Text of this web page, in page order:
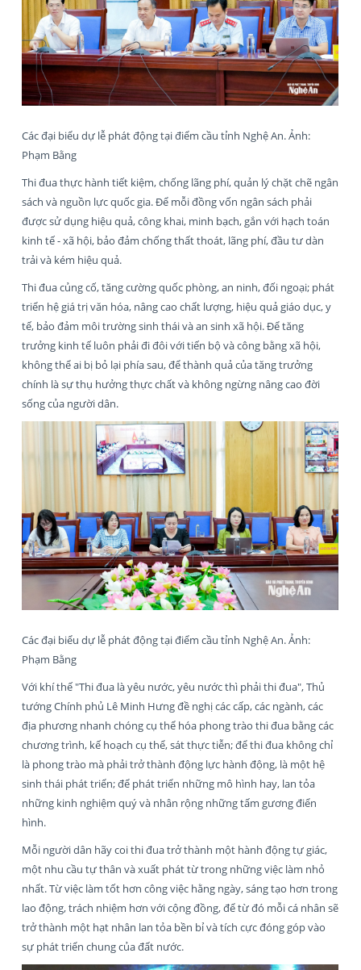
Các đại biểu dự lễ phát động tại điểm cầu tỉnh Nghệ An. Ảnh:
Phạm Bằng
Thi đua thực hành tiết kiệm, chống lãng phí, quản lý chặt chẽ ngân
sách và nguồn lực quốc gia. Để mỗi đồng vốn ngân sách phải
được sử dụng hiệu quả, công khai, minh bạch, gắn với hạch toán
kinh tế - xã hội, bảo đảm chống thất thoát, lãng phí, đầu tư dàn
trải và kém hiệu quả.
Thi đua củng cố, tăng cường quốc phòng, an ninh, đối ngoại; phát
triển hệ giá trị văn hóa, nâng cao chất lượng, hiệu quả giáo dục, y
tế, bảo đảm môi trường sinh thái và an sinh xã hội. Để tăng
trưởng kinh tế luôn phải đi đôi với tiến bộ và công bằng xã hội,
không thể ai bị bỏ lại phía sau, để thành quả của tăng trưởng
chính là sự thụ hưởng thực chất và không ngừng nâng cao đời
sống của người dân.
Các đại biểu dự lễ phát động tại điểm cầu tỉnh Nghệ An. Ảnh:
Phạm Bằng
Với khí thế "Thi đua là yêu nước, yêu nước thì phải thi đua", Thủ
tướng Chính phủ Lê Minh Hưng đề nghị các cấp, các ngành, các
địa phương nhanh chóng cụ thể hóa phong trào thi đua bằng các
chương trình, kế hoạch cụ thể, sát thực tiễn; để thi đua không chỉ
là phong trào mà phải trở thành động lực hành động, là một hệ
sinh thái phát triển; để phát triển những mô hình hay, lan tỏa
những kinh nghiệm quý và nhân rộng những tấm gương điển
hình.
Mỗi người dân hãy coi thi đua trở thành một hành động tự giác,
một nhu cầu tự thân và xuất phát từ trong những việc làm nhỏ
nhất. Từ việc làm tốt hơn công việc hằng ngày, sáng tạo hơn trong
lao động, trách nhiệm hơn với cộng đồng, để từ đó mỗi cá nhân sẽ
trở thành một hạt nhân lan tỏa bền bỉ và tích cực đóng góp vào
sự phát triển chung của đất nước.